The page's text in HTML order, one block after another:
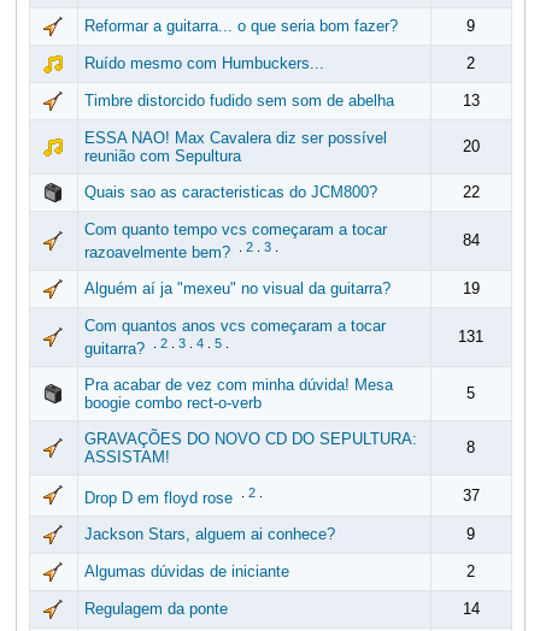
Reformar a guitarra... o que seria bom fazer? 9
Ruído mesmo com Humbuckers... 2
Timbre distorcido fudido sem som de abelha 13
ESSA NAO! Max Cavalera diz ser possível
reunião com Sepultura
20
Quais sao as caracteristicas do JCM800? 22
Com quanto tempo vcs começaram a tocar
razoavelmente bem?
2. 3. 84
Alguém aí ja "mexeu" no visual da guitarra? 19
Com quantos anos vcs começaram a tocar
guitarra?
2. 3. 4. 5. 131
Pra acabar de vez com minha dúvida! Mesa
boogie combo rect-o-verb
5
GRAVAÇÕES DO NOVO CD DO SEPULTURA:
ASSISTAM!
8
Drop D em floyd rose 2. 37
Jackson Stars, alguem ai conhece? 9
Algumas dúvidas de iniciante 2
Regulagem da ponte 14